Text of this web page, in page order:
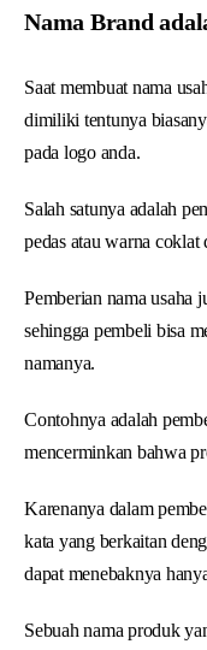
Nama Brand
Saat membuat nama
dimiliki tentunya
pada logo anda.
Salah satunya adalah
pedas atau warna
Pemberian nama usaha
sehingga pembeli bisa
namanya.
Contohnya adalah
mencerminkan bahwa
Karenanya dalam
kata yang berkaitan
dapat menebaknya
Sebuah nama produk